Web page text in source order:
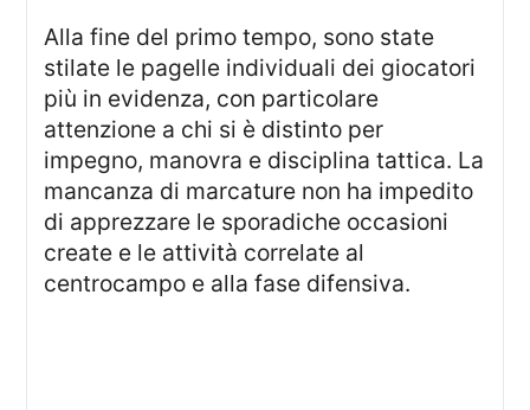
Alla fine del primo tempo, sono state
stilate le pagelle individuali dei giocatori
più in evidenza, con particolare
attenzione a chi si è distinto per
impegno, manovra e disciplina tattica. La
mancanza di marcature non ha impedito
di apprezzare le sporadiche occasioni
create e le attività correlate al
centrocampo e alla fase difensiva.